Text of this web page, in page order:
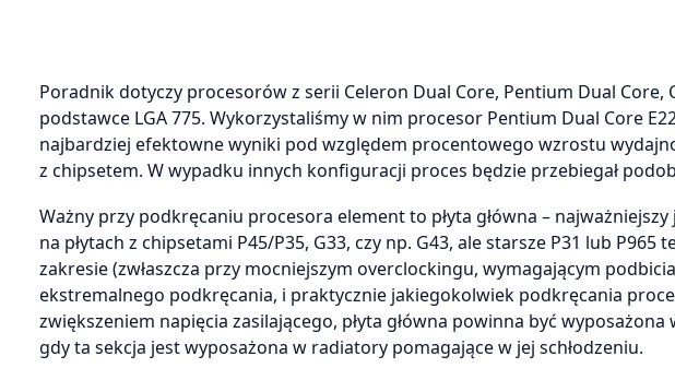
Poradnik dotyczy procesorów z serii Celeron Dual Core, Pentium Dual Core,
podstawce LGA 775. Wykorzystaliśmy w nim procesor Pentium Dual Core
najbardziej efektowne wyniki pod względem procentowego wzrostu
z chipsetem. W wypadku innych konfiguracji proces będzie przebiegał
Ważny przy podkręcaniu procesora element to płyta główna –
na płytach z chipsetami P45/P35, G33, czy np. G43, ale starsze P31 lub
zakresie (zwłaszcza przy mocniejszym overclockingu, wymagającym
ekstremalnego podkręcania, i praktycznie jakiegokolwiek podkręcania
zwiększeniem napięcia zasilającego, płyta główna powinna być
gdy ta sekcja jest wyposażona w radiatory pomagające w jej schłodzeniu.